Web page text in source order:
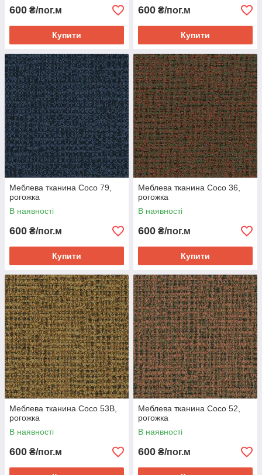
600 ₴/пог.м
Купити
600 ₴/пог.м
Купити
Меблева тканина Coco 79,
рогожка
В наявності
600 ₴/пог.м
Купити
Меблева тканина Coco 36,
рогожка
В наявності
600 ₴/пог.м
Купити
Меблева тканина Coco 53B,
рогожка
В наявності
600 ₴/пог.м
Меблева тканина Coco 52,
рогожка
В наявності
600 ₴/пог.м